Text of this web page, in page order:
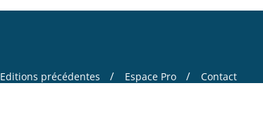
Editions précédentes Espace Pro Contact